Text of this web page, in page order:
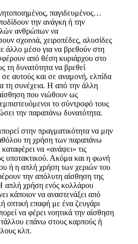
παγιδευμένος…
την ανάγκη ή την
ανθρώπων να
σχοινιά, χειροπέδες, αλυσίδες
άλλο μέσο για να βρεθούν στη
από θέση κυριάρχου στο
τη δυνατότητα να βρεθεί
αυτούς και σε αναμονή, ελπίδα
τη συνέχεια. Η από την άλλη
που νιώθουν ως
το σύντροφό τους
την παραπάνω δυνατότητα.
στην πραγματικότητα να μην
τη χρήση των παραπάνω
να «ανάψει» τις
υποτακτικού. Ακόμα και η φωνή
ή η απλή χρήση των χεριών του
την απόλυτη αίσθηση της
απλή χρήση ενός κολλάρου
κάποιον να αναστενάξει από
οπτική επαφή με ένα ζευγάρι
να φέρει νοητικά την αίσθηση
επάνω στους καρπούς ή
κλπ.